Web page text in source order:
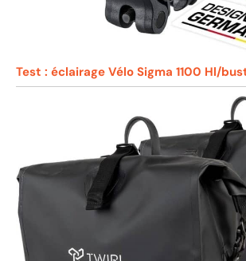
Test : éclairage Vélo Sigma 1100 Hl/